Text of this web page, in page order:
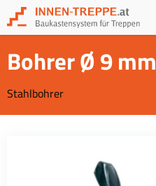
Bohrer Ø 9 mm
Stahlbohrer